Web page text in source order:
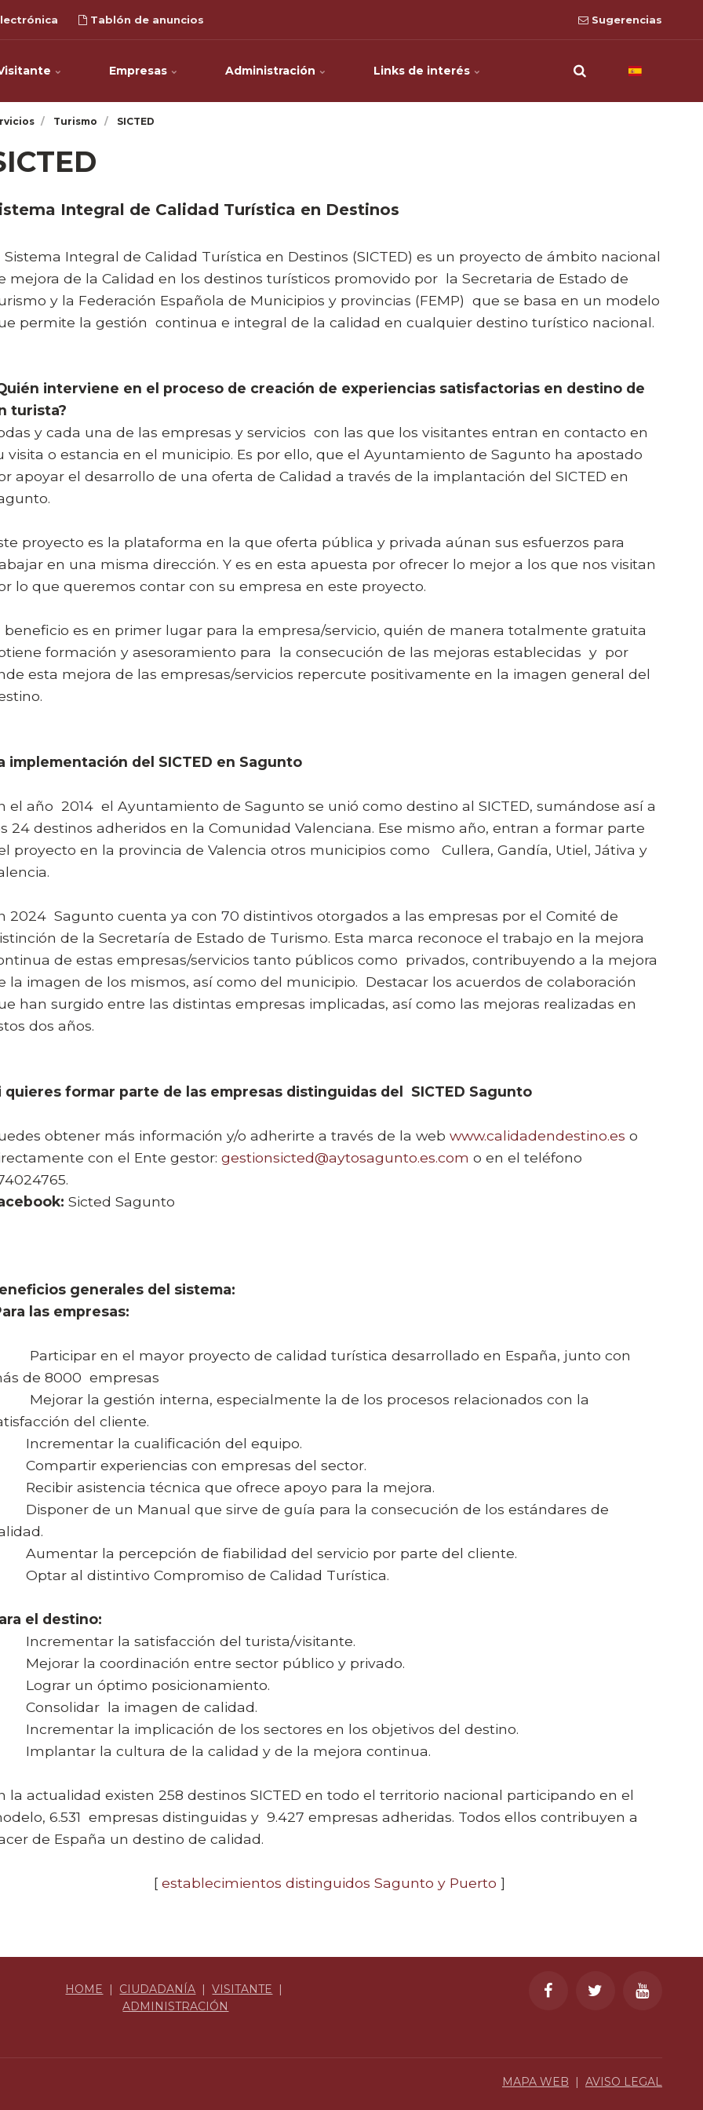
Tablón de anuncios Sugerencias
Empresas Administración Links de interés
Turismo SICTED
Integral de Calidad Turística en Destinos
Sistema Integral de Calidad Turística en Destinos (SICTED) es un proyecto de ámbito nacional
mejora de la Calidad en los destinos turísticos promovido por la Secretaria de Estado de
y la Federación Española de Municipios y provincias (FEMP) que se basa en un modelo
permite la gestión continua e integral de la calidad en cualquier destino turístico nacional.
interviene en el proceso de creación de experiencias satisfactorias en destino de
turista?
y cada una de las empresas y servicios con las que los visitantes entran en contacto en
visita o estancia en el municipio. Es por ello, que el Ayuntamiento de Sagunto ha apostado
apoyar el desarrollo de una oferta de Calidad a través de la implantación del SICTED en
proyecto es la plataforma en la que oferta pública y privada aúnan sus esfuerzos para
en una misma dirección. Y es en esta apuesta por ofrecer lo mejor a los que nos visitan
lo que queremos contar con su empresa en este proyecto.
beneficio es en primer lugar para la empresa/servicio, quién de manera totalmente gratuita
formación y asesoramiento para la consecución de las mejoras establecidas y por
esta mejora de las empresas/servicios repercute positivamente en la imagen general del
implementación del SICTED en Sagunto
el año 2014 el Ayuntamiento de Sagunto se unió como destino al SICTED, sumándose así a
24 destinos adheridos en la Comunidad Valenciana. Ese mismo año, entran a formar parte
proyecto en la provincia de Valencia otros municipios como Cullera, Gandía, Utiel, Játiva y
2024 Sagunto cuenta ya con 70 distintivos otorgados a las empresas por el Comité de
de la Secretaría de Estado de Turismo. Esta marca reconoce el trabajo en la mejora
de estas empresas/servicios tanto públicos como privados, contribuyendo a la mejora
la imagen de los mismos, así como del municipio. Destacar los acuerdos de colaboración
han surgido entre las distintas empresas implicadas, así como las mejoras realizadas en
dos años.
quieres formar parte de las empresas distinguidas del SICTED Sagunto
obtener más información y/o adherirte a través de la web www.calidadendestino.es o
con el Ente gestor: gestionsicted@aytosagunto.es.com o en el teléfono
Sicted Sagunto
generales del sistema:
las empresas:
en el mayor proyecto de calidad turística desarrollado en España, junto con
de 8000 empresas
la gestión interna, especialmente la de los procesos relacionados con la
del cliente.
Incrementar la cualificación del equipo.
Compartir experiencias con empresas del sector.
asistencia técnica que ofrece apoyo para la mejora.
de un Manual que sirve de guía para la consecución de los estándares de
Aumentar la percepción de fiabilidad del servicio por parte del cliente.
Optar al distintivo Compromiso de Calidad Turística.
el destino:
Incrementar la satisfacción del turista/visitante.
Mejorar la coordinación entre sector público y privado.
Lograr un óptimo posicionamiento.
Consolidar la imagen de calidad.
la implicación de los sectores en los objetivos del destino.
Implantar la cultura de la calidad y de la mejora continua.
la actualidad existen 258 destinos SICTED en todo el territorio nacional participando en el
6.531 empresas distinguidas y 9.427 empresas adheridas. Todos ellos contribuyen a
de España un destino de calidad.
[ establecimientos distinguidos Sagunto y Puerto ]
HOME | CIUDADANÍA |VISITANTE |
ADMINISTRACIÓN
MAPA WEB | AVISO LEGAL